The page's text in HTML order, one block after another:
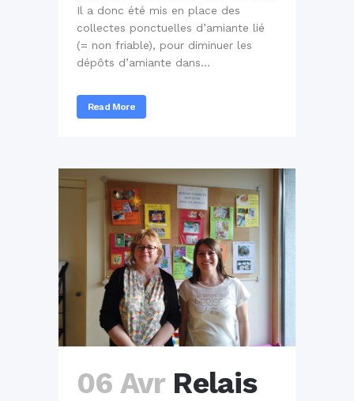
Il a donc été mis en place des
collectes ponctuelles d’amiante lié
(= non friable), pour diminuer les
dépôts d’amiante dans...
Read More
06 Avr Relais